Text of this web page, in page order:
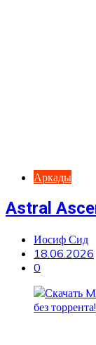
Аркады
Astral
Иосиф Сид
18.06.2026
0